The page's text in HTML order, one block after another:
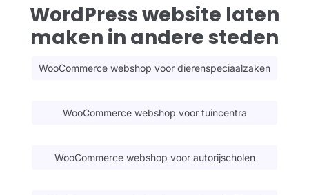
WordPress website laten
maken in andere steden
WooCommerce webshop voor dierenspeciaalzaken
WooCommerce webshop voor tuincentra
WooCommerce webshop voor autorijscholen